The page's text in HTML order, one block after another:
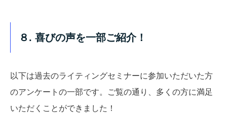
８. 喜びの声を一部ご紹介！
以下は過去のライティングセミナーに参加いただいた方
のアンケートの一部です。ご覧の通り、多くの方に満足
いただくことができました！